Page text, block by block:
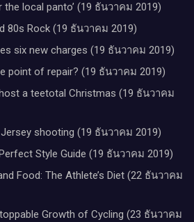
local panto’ (19 ธันวาคม 2019)
80s Rock (19 ธันวาคม 2019)
six new charges (19 ธันวาคม 2019)
point of repair? (19 ธันวาคม 2019)
a teetotal Christmas (19 ธันวาคม
shooting (19 ธันวาคม 2019)
Style Guide (19 ธันวาคม 2019)
Food: The Athlete’s Diet (22 ธันวาคม
Growth of Cycling (23 ธันวาคม